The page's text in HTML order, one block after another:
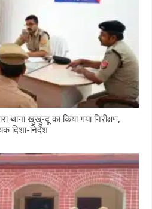
थाना खुखुन्दू का किया गया निरीक्षण,
दिशा-निर्देश